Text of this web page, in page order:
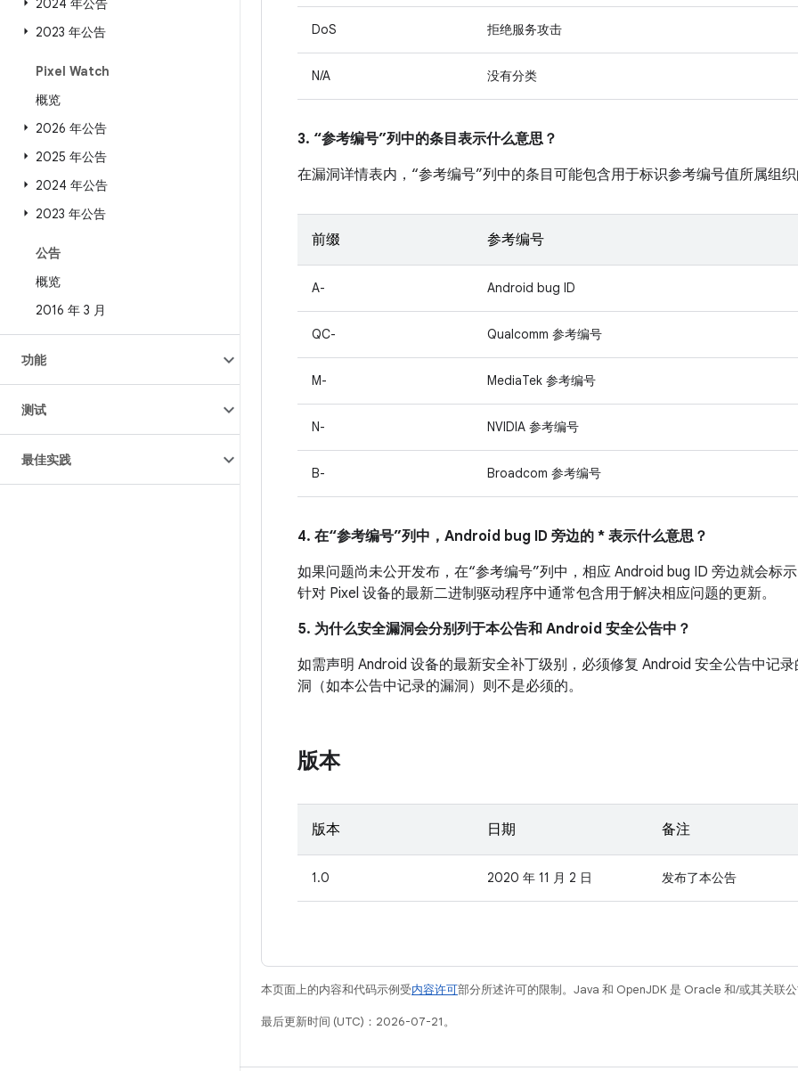
2024 年公告
2023 年公告
Pixel Watch
概览
2026 年公告
2025 年公告
2024 年公告
2023 年公告
公告
概览
2016 年 3 月
功能
测试
最佳实践
DoS 拒绝服务攻击
N/A 没有分类
3. “参考编号”列中的条目表示什么意思？
在漏洞详情表内，“参考编号”列中的条目可能包含用于标识参考编号值所属组
前缀 参考编号
A- Android bug ID
QC- Qualcomm 参考编号
M- MediaTek 参考编号
N- NVIDIA 参考编号
B- Broadcom 参考编号
4. 在“参考编号”列中，Android bug ID 旁边的 * 表示什么意思？
如果问题尚未公开发布，在“参考编号”列中，相应 Android bug ID 旁边就会标
针对 Pixel 设备的最新二进制驱动程序中通常包含用于解决相应问题的更新。
5. 为什么安全漏洞会分别列于本公告和 Android 安全公告中？
如需声明 Android 设备的最新安全补丁级别，必须修复 Android 安全公告中记
洞（如本公告中记录的漏洞）则不是必须的。
版本
版本 日期 备注
1.0 2020 年 11 月 2 日 发布了本公告
本页面上的内容和代码示例受内容许可部分所述许可的限制。Java 和 OpenJDK 是 Oracle 和/或其关联
最后更新时间 (UTC)：2026-07-21。